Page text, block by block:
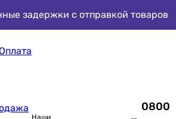
задержки с отправкой товаров
Оплата
Наши
0800